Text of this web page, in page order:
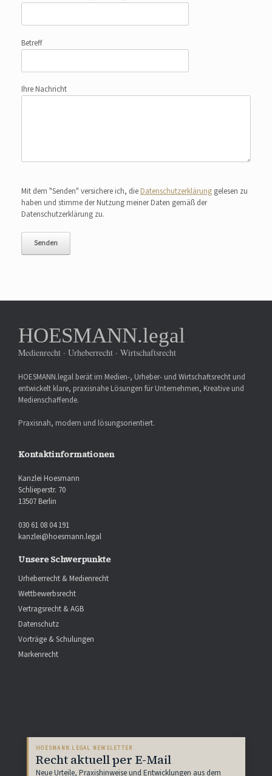
Betreff
Ihre Nachricht
Mit dem "Senden" versichere ich, die Datenschutzerklärung gelesen zu
haben und stimme der Nutzung meiner Daten gemäß der
Datenschutzerklärung zu.
HOESMANN.legal
Medienrecht · Urheberrecht · Wirtschaftsrecht
HOESMANN.legal berät im Medien-, Urheber- und Wirtschaftsrecht und
entwickelt klare, praxisnahe Lösungen für Unternehmen, Kreative und
Medienschaffende.
Praxisnah, modern und lösungsorientiert.
Kontaktinformationen
Kanzlei Hoesmann
Schlieperstr. 70
13507 Berlin
030 61 08 04 191
kanzlei@hoesmann.legal
Unsere Schwerpunkte
Urheberrecht & Medienrecht
Wettbewerbsrecht
Vertragsrecht & AGB
Datenschutz
Vorträge & Schulungen
Markenrecht
HOESMANN.LEGAL NEWSLETTER
Recht aktuell per E-Mail
Neue Urteile, Praxishinweise und Entwicklungen aus dem